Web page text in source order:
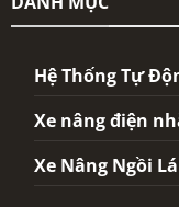
Hệ Thống Tự
Xe nâng điện
Xe Nâng Ngồi